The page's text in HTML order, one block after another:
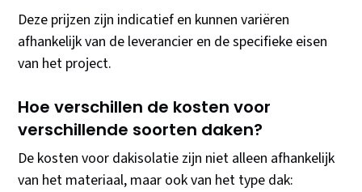
Deze prijzen zijn indicatief en kunnen variëren
afhankelijk van de leverancier en de specifieke eisen
van het project.
Hoe verschillen de kosten voor
verschillende soorten daken?
De kosten voor dakisolatie zijn niet alleen afhankelijk
van het materiaal, maar ook van het type dak: